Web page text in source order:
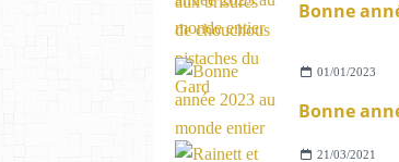
01/01/2023
21/03/2021